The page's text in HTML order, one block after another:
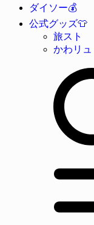
ダイソー💰
公式グッズ👕
旅スト
かわリュ